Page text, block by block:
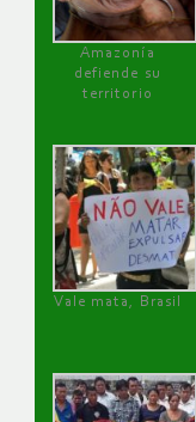
Amazonía
defiende su
territorio
Vale mata, Brasil